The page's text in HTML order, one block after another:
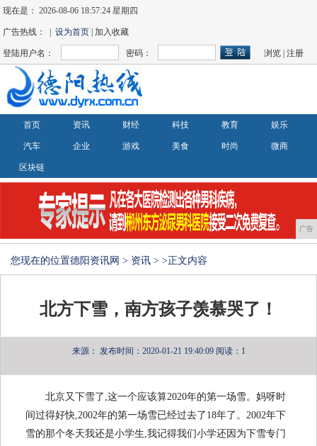
现在是：2026-08-06 18:57:24 星期四
广告热线： |设为首页 | 加入收藏
登陆用户名： 密码： 浏览 |注册
首页 资讯 财经 科技 教育 娱乐
汽车 企业 游戏 美食 时尚 微商
区块链
广告
您现在的位置德阳资讯网 > 资讯 > >正文内容
北方下雪，南方孩子羡慕哭了！
来源： 发布时间：2020-01-21 19:40:09 阅读：1
北京又下雪了,这一个应该算2020年的第一场雪。妈呀时
间过得好快,2002年的第一场雪已经过去了18年了。2002年下
雪的那个冬天我还是小学生,我记得我们小学还因为下雪专门